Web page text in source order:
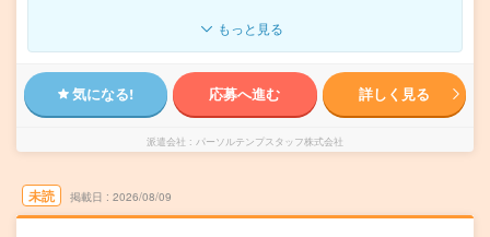
もっと見る
気になる! 応募へ進む 詳しく見る
派遣会社 パーソルテンプスタッフ株式会社
未読 掲載日 2026/08/09